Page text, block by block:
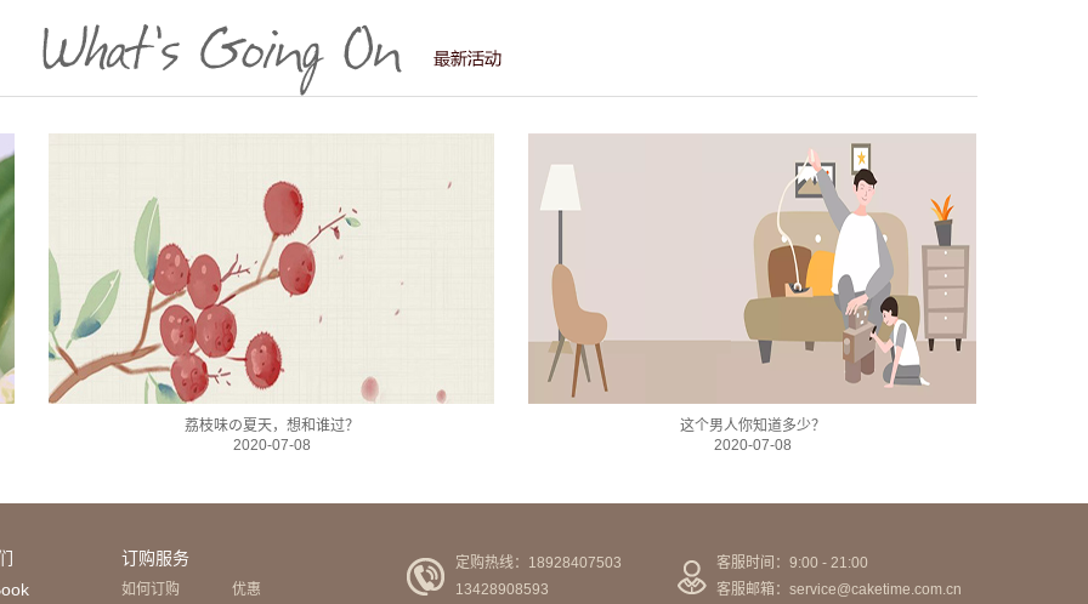
荔枝味の夏天，想和谁过？
2020-07-08
这个男人你知道多少？
2020-07-08
订购服务
如何订购 优惠
定购热线：18928407503
13428908593
客服时间：9:00 - 21:00
客服邮箱：service@caketime.com.cn